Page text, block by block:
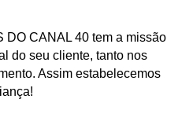
DO CANAL 40 tem a missão
do seu cliente, tanto nos
Assim estabelecemos